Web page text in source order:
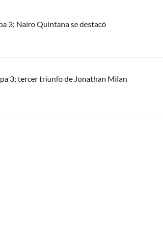
3; Nairo Quintana se destacó
3; tercer triunfo de Jonathan Milan